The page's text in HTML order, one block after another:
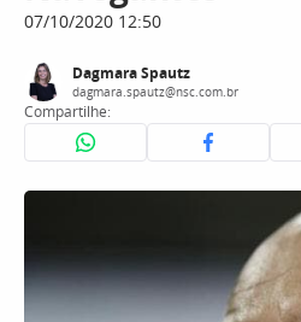
07/10/2020 12:50
Dagmara Spautz
dagmara.spautz@nsc.com.br
Compartilhe: